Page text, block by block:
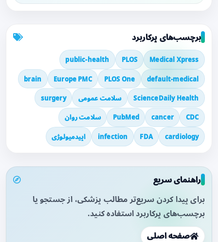
برچسب‌های پرکاربرد
Medical Xpress
PLOS
public-health
default-medical
PLOS One
Europe PMC
brain
ScienceDaily Health سلامت عمومی surgery
CDC
cancer
PubMed سلامت روان
cardiology
FDA
infection اپیدمیولوژی
راهنمای سریع
برای پیدا کردن سریع‌تر مطالب پزشکی، از جستجو یا
برچسب‌های پرکاربرد استفاده کنید.
صفحه اصلی